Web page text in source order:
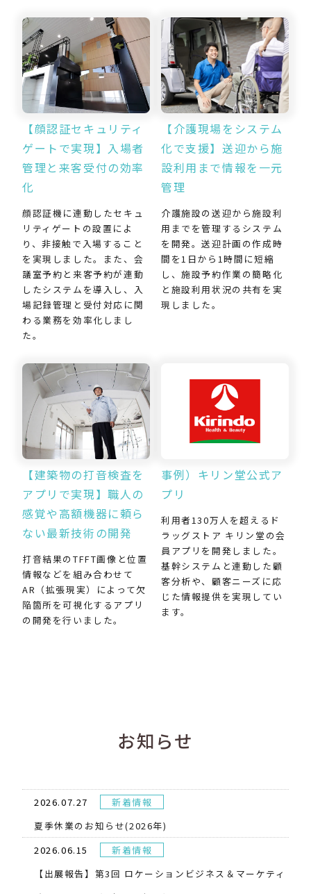
【顔認証セキュリティ
ゲートで実現】入場者
管理と来客受付の効率
化
顔認証機に連動したセキュ
リティゲートの設置によ
り、非接触で入場すること
を実現しました。また、会
議室予約と来客予約が連動
したシステムを導入し、入
場記録管理と受付対応に関
わる業務を効率化しまし
た。
【介護現場をシステム
化で支援】送迎から施
設利用まで情報を一元
管理
介護施設の送迎から施設利
用までを管理するシステム
を開発。送迎計画の作成時
間を1日から1時間に短縮
し、施設予約作業の簡略化
と施設利用状況の共有を実
現しました。
【建築物の打音検査を
アプリで実現】職人の
感覚や高額機器に頼ら
ない最新技術の開発
打音結果のTFFT画像と位置
情報などを組み合わせて
AR（拡張現実）によって欠
陥箇所を可視化するアプリ
の開発を行いました。
事例）キリン堂公式ア
プリ
利用者130万人を超えるド
ラッグストア キリン堂の会
員アプリを開発しました。
基幹システムと連動した顧
客分析や、顧客ニーズに応
じた情報提供を実現してい
ます。
お知らせ
2026.07.27
新着情報
夏季休業のお知らせ(2026年)
2026.06.15
新着情報
【出展報告】第3回 ロケーションビジネス＆マーケティ